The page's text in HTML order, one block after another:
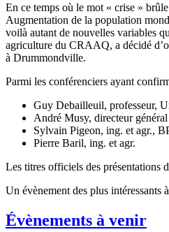
En ce temps où le mot « crise »
Augmentation de la population
voilà autant de nouvelles variables
agriculture du CRAAQ, a décidé
à Drummondville.
Parmi les conférenciers ayant
Guy Debailleuil, professeur,
André Musy, directeur
Sylvain Pigeon, ing. et agr.,
Pierre Baril, ing. et agr.
Les titres officiels des présentations
Un évènement des plus intéressants
Évènements à venir